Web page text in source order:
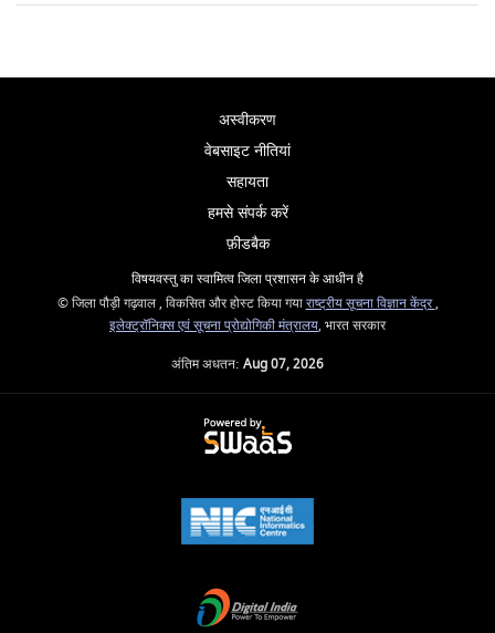
अस्वीकरण
वेबसाइट नीतियां
सहायता
हमसे संपर्क करें
फ़ीडबैक
विषयवस्तु का स्वामित्व जिला प्रशासन के आधीन है
© जिला पौड़ी गढ़वाल , विकसित और होस्ट किया गयाराष्ट्रीय सूचना विज्ञान केंद्र,
इलेक्ट्रॉनिक्स एवं सूचना प्रोद्योगिकी मंत्रालय, भारत सरकार
अंतिम अधतन: Aug 07, 2026